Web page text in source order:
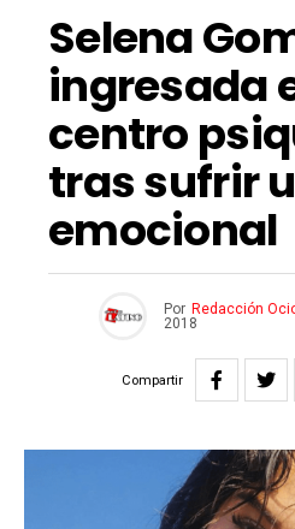
Selena
ingresada
centro
tras sufrir
emocional
Por Redacción
2018
Compartir